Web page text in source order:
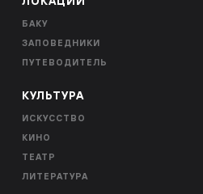
БАКУ
ЗАПОВЕДНИКИ
ПУТЕВОДИТЕЛЬ
КУЛЬТУРА
ИСКУССТВО
КИНО
ТЕАТР
ЛИТЕРАТУРА